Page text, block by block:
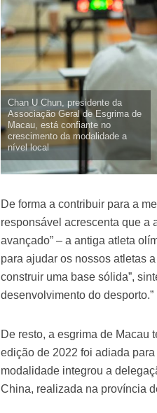
Chan U Chun, presidente da
Associação Geral de Esgrima de
Macau, está confiante no
crescimento da modalidade a
nível local
De forma a contribuir para a
responsável acrescenta que a
avançado” – a antiga atleta
para ajudar os nossos atletas
construir uma base sólida”,
desenvolvimento do desporto.”
De resto, a esgrima de Macau
edição de 2022 foi adiada
modalidade integrou a
China, realizada na província